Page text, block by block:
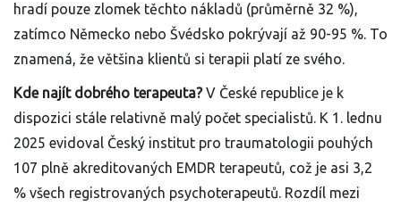
hradí pouze zlomek těchto nákladů (průměrně 32 %),
zatímco Německo nebo Švédsko pokrývají až 90-95 %. To
znamená, že většina klientů si terapii platí ze svého.
Kde najít dobrého terapeuta?V České republice je k
dispozici stále relativně malý počet specialistů. K 1. lednu
2025 evidoval Český institut pro traumatologii pouhých
107 plně akreditovaných EMDR terapeutů, což je asi 3,2
% všech registrovaných psychoterapeutů. Rozdíl mezi